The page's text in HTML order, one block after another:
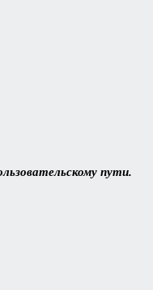
пути.